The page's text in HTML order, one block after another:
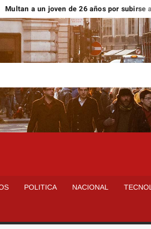
a un joven de 26 años por subirse al
POLITICA NACIONAL